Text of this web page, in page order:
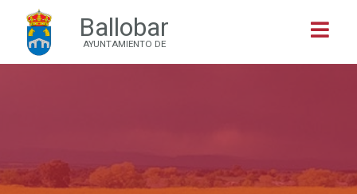
Ballobar
AYUNTAMIENTO DE